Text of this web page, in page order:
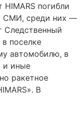
HIMARS погибли
СМИ, среди них —
Следственный
поселке
автомобилю, в
и иные
ракетное
В